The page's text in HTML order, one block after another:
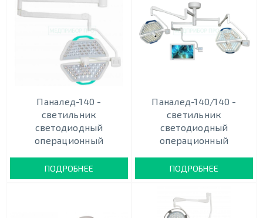
Паналед-140 -
светильник
светодиодный
операционный
ПОДРОБНЕЕ
Паналед-140/140 -
светильник
светодиодный
операционный
ПОДРОБНЕЕ